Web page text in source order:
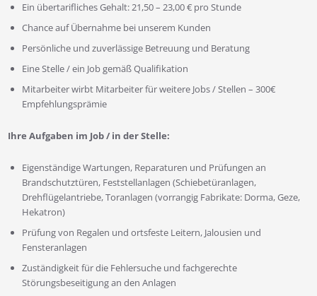
Ein übertarifliches Gehalt: 21,50 – 23,00 € pro Stunde
Chance auf Übernahme bei unserem Kunden
Persönliche und zuverlässige Betreuung und Beratung
Eine Stelle / ein Job gemäß Qualifikation
Mitarbeiter wirbt Mitarbeiter für weitere Jobs / Stellen – 300€
Empfehlungsprämie
Ihre Aufgaben im Job / in der Stelle:
Eigenständige Wartungen, Reparaturen und Prüfungen an
Brandschutztüren, Feststellanlagen (Schiebetüranlagen,
Drehflügelantriebe, Toranlagen (vorrangig Fabrikate: Dorma, Geze,
Hekatron)
Prüfung von Regalen und ortsfeste Leitern, Jalousien und
Fensteranlagen
Zuständigkeit für die Fehlersuche und fachgerechte
Störungsbeseitigung an den Anlagen